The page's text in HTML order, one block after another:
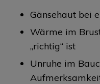
Gänsehaut bei
Wärme im
„richtig“ ist
Unruhe im